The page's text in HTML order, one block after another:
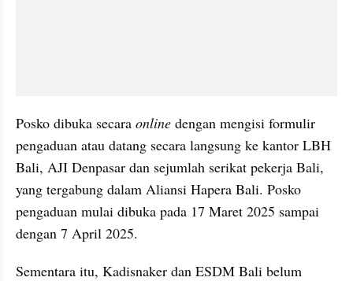
Posko dibuka secara online dengan mengisi formulir
pengaduan atau datang secara langsung ke kantor LBH
Bali, AJI Denpasar dan sejumlah serikat pekerja Bali,
yang tergabung dalam Aliansi Hapera Bali. Posko
pengaduan mulai dibuka pada 17 Maret 2025 sampai
dengan 7 April 2025.
Sementara itu, Kadisnaker dan ESDM Bali belum